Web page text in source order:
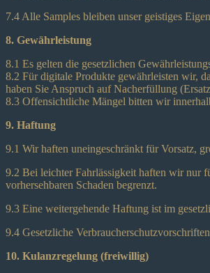
7.4 Alle Samples bleiben unser geistiges
8. Gewährleistung
8.1 Es gelten die gesetzlichen
8.2 Für digitale Produkte gewährleisten wir,
haben Sie Anspruch auf Nacherfüllung
8.3 Offensichtliche Mängel bitten wir
9. Haftung
9.1 Wir haften uneingeschränkt für Vorsatz,
9.2 Bei leichter Fahrlässigkeit haften wir nur
vorhersehbaren Schaden begrenzt.
9.3 Eine weitergehende Haftung ist im
9.4 Gesetzliche
10. Kulanzregelung (freiwillig)